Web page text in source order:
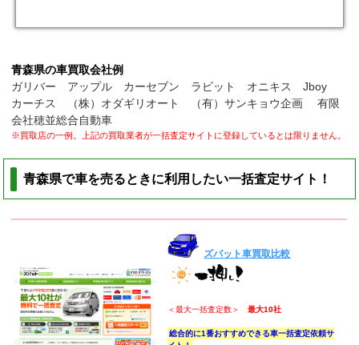
青森県の車買取会社例
ガリバー アップル カーセブン ラビット オニキス Jboy
カーチス （株）オダギリオート （有）サンキョウ企画 有限
会社穂並総合自動車
※買取店の一例。上記の買取業者が一括査定サイトに登録しているとは限りません。
青森県で車を売るときに利用したい一括査定サイト！
ズバット車買取比較
＜最大一括査定数＞最大10社
総合的に1番おすすめできる車一括査定依頼サ